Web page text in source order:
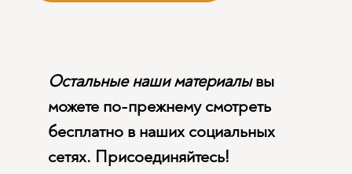
Остальные наши материалывы
можете по-прежнему смотреть
бесплатно в наших социальных
сетях. Присоединяйтесь!